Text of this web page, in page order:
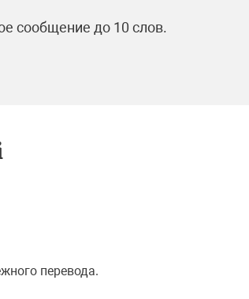
сообщение до 10 слов.
перевода.